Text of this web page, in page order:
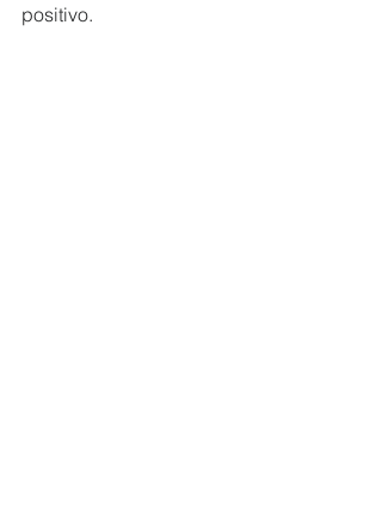
positivo.